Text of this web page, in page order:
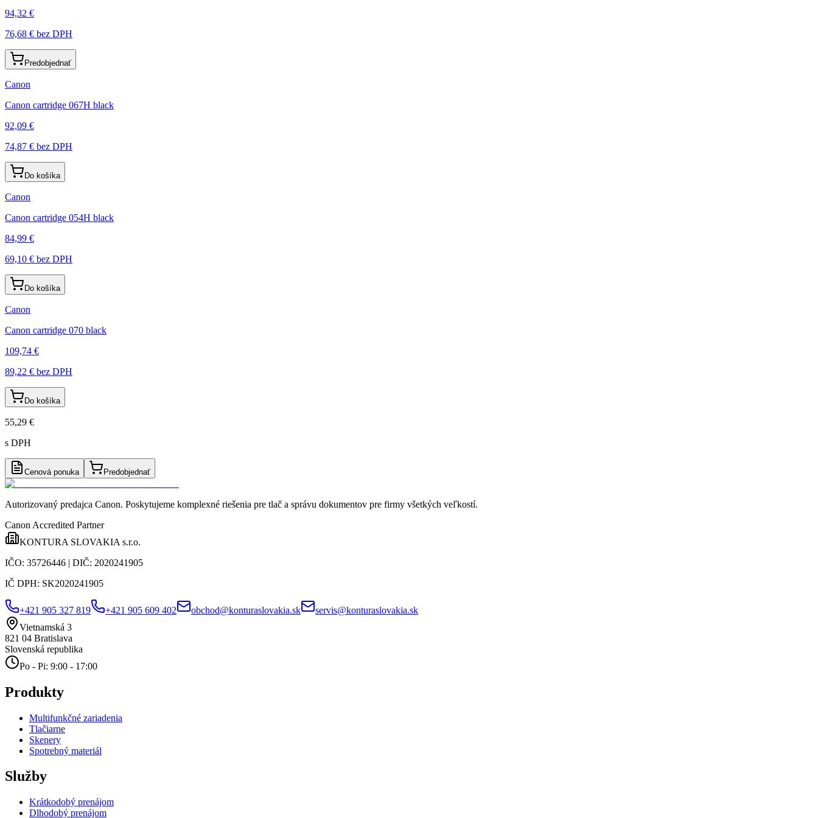
94,32 €
76,68 € bez DPH
Predobjednať
Canon
Canon cartridge 067H black
92,09 €
74,87 € bez DPH
Do košíka
Canon
Canon cartridge 054H black
84,99 €
69,10 € bez DPH
Do košíka
Canon
Canon cartridge 070 black
109,74 €
89,22 € bez DPH
Do košíka
55,29 €
s DPH
Cenová ponuka Predobjednať
Autorizovaný predajca Canon. Poskytujeme komplexné riešenia pre tlač a správu dokumentov pre firmy všetkých veľkostí.
Canon Accredited Partner
KONTURA SLOVAKIA s.r.o.
IČO: 35726446 | DIČ: 2020241905
IČ DPH: SK2020241905
+421 905 327 819 +421 905 609 402 obchod@konturaslovakia.sk
servis@konturaslovakia.sk
Vietnamská 3
821 04 Bratislava
Slovenská republika
Po - Pi: 9:00 - 17:00
Produkty
Multifunkčné zariadenia
Tlačiarne
Skenery
Spotrebný materiál
Služby
Krátkodobý prenájom
Dlhodobý prenájom